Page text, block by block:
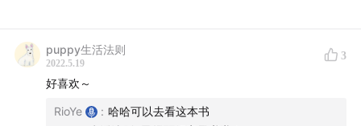
时间轴👇
puppy生活法则
2022.5.19
3
好喜欢～
RioYe : 哈哈可以去看这本书